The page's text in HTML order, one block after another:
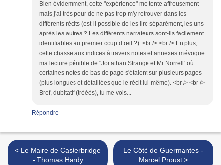
Bien évidemment, cette "expérience" me tente affreusement
mais j'ai très peur de ne pas trop m'y retrouver dans les
différents récits (est-il possible de les lire séparément, les uns
après les autres ? Les différents narrateurs sont-ils facilement
identifiables au premier coup d’œil ?). <br /> <br /> En plus,
cette chasse aux indices à travers notes et annexes m'évoque
ma lecture pénible de "Jonathan Strange et Mr Norrell" où
certaines notes de bas de page s'étalent sur plusieurs pages
(plus longues et détaillées que le récit lui-même). <br /> <br />
Bref, dubitatif (trèèès), tu me vois...
Répondre
< Le Maire de Casterbridge
- Thomas Hardy
Le Côté de Guermantes -
Marcel Proust >